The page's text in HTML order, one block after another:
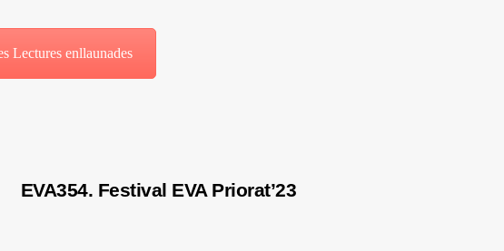
Lectures enllaunades
EVA354. Festival EVA Priorat’23